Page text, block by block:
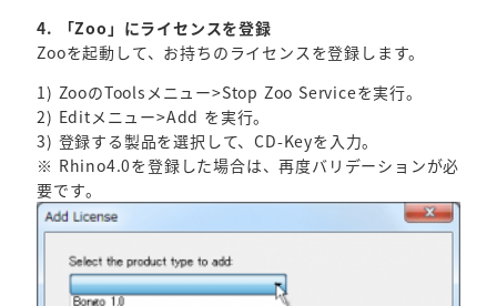
4. 「Zoo」にライセンスを登録
Zooを起動して、お持ちのライセンスを登録します。
1) ZooのToolsメニュー>Stop Zoo Serviceを実行。
2) Editメニュー>Add を実行。
3) 登録する製品を選択して、CD-Keyを入力。
※ Rhino4.0を登録した場合は、再度バリデーションが必
要です。